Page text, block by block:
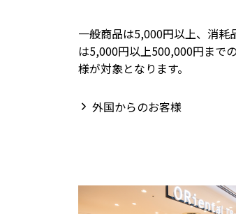
一般商品は5,000円以上、消耗
は5,000円以上500,000円まで
様が対象となります。
外国からのお客様